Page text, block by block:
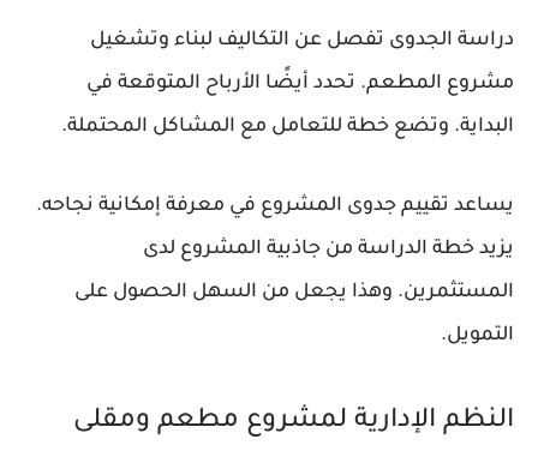
دراسة الجدوى تفصل عن التكاليف لبناء وتشغيل
مشروع المطعم. تحدد أيضًا الأرباح المتوقعة في
البداية. وتضع خطة للتعامل مع المشاكل المحتملة.
يساعد تقييم جدوى المشروع في معرفة إمكانية نجاحه.
يزيد خطة الدراسة من جاذبية المشروع لدى
المستثمرين. وهذا يجعل من السهل الحصول على
التمويل.
النظم الإدارية لمشروع مطعم ومقلى